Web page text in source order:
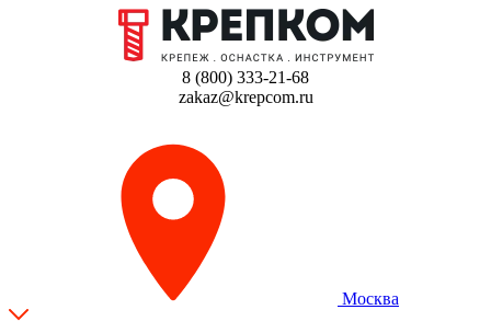
8 (800) 333-21-68
zakaz@krepcom.ru
Москва